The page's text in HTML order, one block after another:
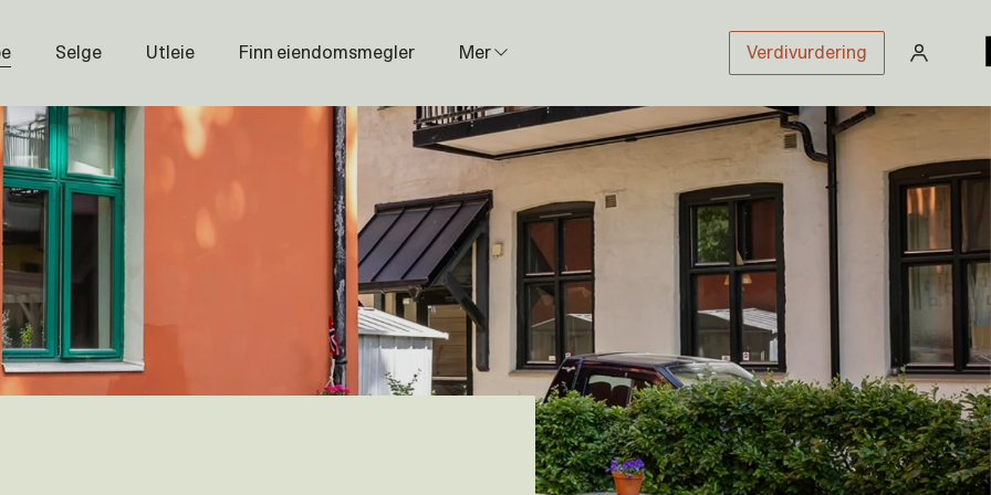
Selge Utleie Finn eiendomsmegler Mer
Prisstatistikk
Næring
Nybygg
Magasin
Om oss
Åpenhetsloven
Prisliste
Karriere
Verdivurdering